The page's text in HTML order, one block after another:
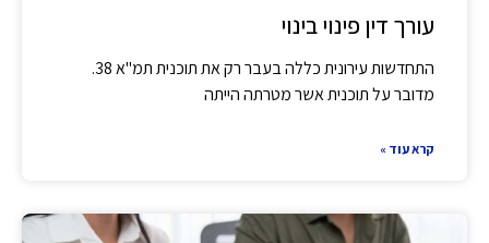
עורך דין פינוי בינוי
התחדשות עירונית כללה בעבר רק את תוכנית תמ"א 38.
מדובר על תוכנית אשר מטרתה הייתה
קרא עוד »